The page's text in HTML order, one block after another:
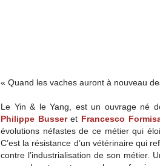
« Quand les vaches auront à nouveau
Le Yin & le Yang, est un ouvrage né
Philippe Busseret Francesco
évolutions néfastes de ce métier qui
C’est la résistance d’un vétérinaire qui
contre l’industrialisation de son métier.